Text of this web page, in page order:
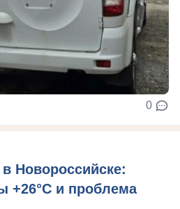
0
Новороссийске:
+26°C и проблема